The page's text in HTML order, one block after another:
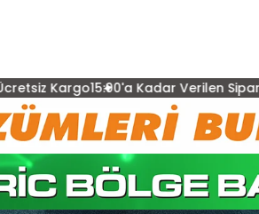
Kadar Verilen Siparişler Aynı Gün